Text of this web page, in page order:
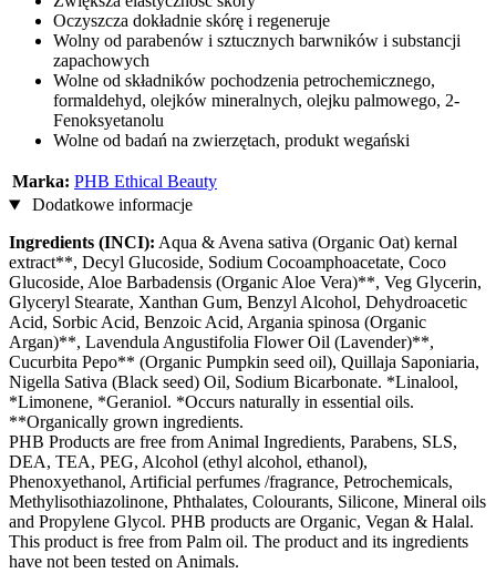
Oczyszcza dokładnie skórę i regeneruje
Wolny od parabenów i sztucznych barwników i substancji
zapachowych
Wolne od składników pochodzenia petrochemicznego,
formaldehyd, olejków mineralnych, olejku palmowego, 2-
Fenoksyetanolu
Wolne od badań na zwierzętach, produkt wegański
Marka: PHB Ethical Beauty
Dodatkowe informacje
Ingredients (INCI): Aqua & Avena sativa (Organic Oat) kernal
extract**, Decyl Glucoside, Sodium Cocoamphoacetate, Coco
Glucoside, Aloe Barbadensis (Organic Aloe Vera)**, Veg Glycerin,
Glyceryl Stearate, Xanthan Gum, Benzyl Alcohol, Dehydroacetic
Acid, Sorbic Acid, Benzoic Acid, Argania spinosa (Organic
Argan)**, Lavendula Angustifolia Flower Oil (Lavender)**,
Cucurbita Pepo** (Organic Pumpkin seed oil), Quillaja Saponiaria,
Nigella Sativa (Black seed) Oil, Sodium Bicarbonate. *Linalool,
*Limonene, *Geraniol. *Occurs naturally in essential oils.
**Organically grown ingredients.
PHB Products are free from Animal Ingredients, Parabens, SLS,
DEA, TEA, PEG, Alcohol (ethyl alcohol, ethanol),
Phenoxyethanol, Artificial perfumes /fragrance, Petrochemicals,
Methylisothiazolinone, Phthalates, Colourants, Silicone, Mineral oils
and Propylene Glycol. PHB products are Organic, Vegan & Halal.
This product is free from Palm oil. The product and its ingredients
have not been tested on Animals.